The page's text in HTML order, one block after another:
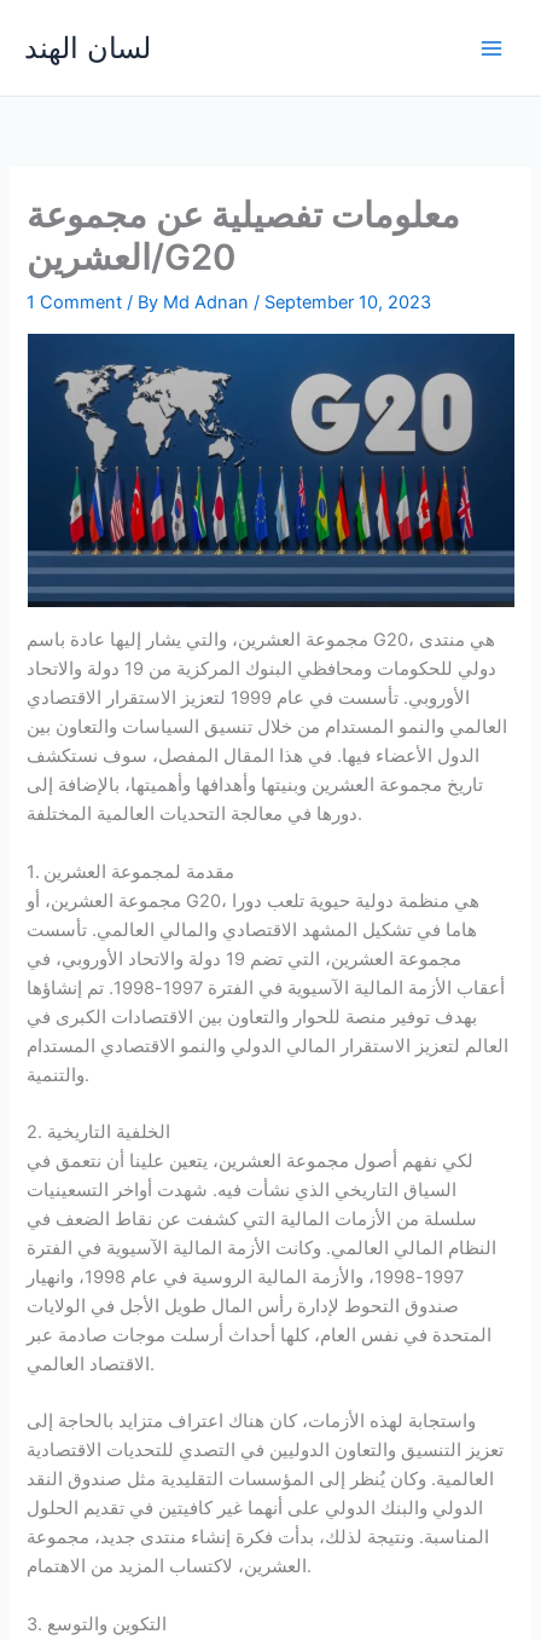
content
لسان الهند
معلومات تفصيلية عن مجموعة
العشرين/G20
1 Comment / By Md Adnan/ September 10, 2023
مجموعة العشرين، والتي يشار إليها عادة باسم G20، هي منتدى
دولي للحكومات ومحافظي البنوك المركزية من 19 دولة والاتحاد
الأوروبي. تأسست في عام 1999 لتعزيز الاستقرار الاقتصادي
العالمي والنمو المستدام من خلال تنسيق السياسات والتعاون بين
الدول الأعضاء فيها. في هذا المقال المفصل، سوف نستكشف
تاريخ مجموعة العشرين وبنيتها وأهدافها وأهميتها، بالإضافة إلى
دورها في معالجة التحديات العالمية المختلفة.
1. مقدمة لمجموعة العشرين
مجموعة العشرين، أو G20، هي منظمة دولية حيوية تلعب دورا
هاما في تشكيل المشهد الاقتصادي والمالي العالمي. تأسست
مجموعة العشرين، التي تضم 19 دولة والاتحاد الأوروبي، في
أعقاب الأزمة المالية الآسيوية في الفترة 1997-1998. تم إنشاؤها
بهدف توفير منصة للحوار والتعاون بين الاقتصادات الكبرى في
العالم لتعزيز الاستقرار المالي الدولي والنمو الاقتصادي المستدام
والتنمية.
2. الخلفية التاريخية
لكي نفهم أصول مجموعة العشرين، يتعين علينا أن نتعمق في
السياق التاريخي الذي نشأت فيه. شهدت أواخر التسعينيات
سلسلة من الأزمات المالية التي كشفت عن نقاط الضعف في
النظام المالي العالمي. وكانت الأزمة المالية الآسيوية في الفترة
1997-1998، والأزمة المالية الروسية في عام 1998، وانهيار
صندوق التحوط لإدارة رأس المال طويل الأجل في الولايات
المتحدة في نفس العام، كلها أحداث أرسلت موجات صادمة عبر
الاقتصاد العالمي.
واستجابة لهذه الأزمات، كان هناك اعتراف متزايد بالحاجة إلى
تعزيز التنسيق والتعاون الدوليين في التصدي للتحديات الاقتصادية
العالمية. وكان يُنظر إلى المؤسسات التقليدية مثل صندوق النقد
الدولي والبنك الدولي على أنهما غير كافيتين في تقديم الحلول
المناسبة. ونتيجة لذلك، بدأت فكرة إنشاء منتدى جديد، مجموعة
العشرين، لاكتساب المزيد من الاهتمام.
3. التكوين والتوسع